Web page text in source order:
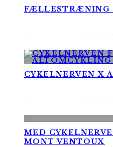
FÆLLESTRÆNING
CYKELNERVEN X
MED
MONT VENTOUX